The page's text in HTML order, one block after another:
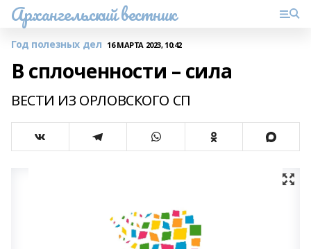
Архангельский вестник
Год полезных дел 16 МАРТА 2023, 10:42
В сплоченности – сила
ВЕСТИ ИЗ ОРЛОВСКОГО СП